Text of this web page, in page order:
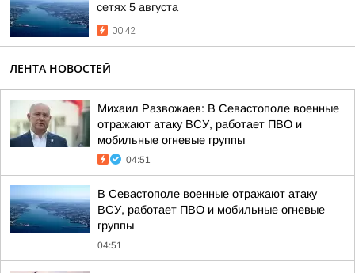
сетях 5 августа
00:42
ЛЕНТА НОВОСТЕЙ
Михаил Развожаев: В Севастополе военные
отражают атаку ВСУ, работает ПВО и
мобильные огневые группы
04:51
В Севастополе военные отражают атаку
ВСУ, работает ПВО и мобильные огневые
группы
04:51